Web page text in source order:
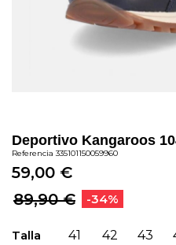
Deportivo Kangaroos
Referencia 335101150059960
59,00 €
89,90 €
-34%
Talla 41 42 43